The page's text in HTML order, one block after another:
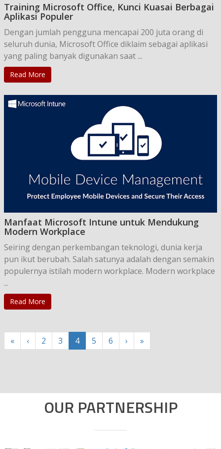
Training Microsoft Office, Kunci Kuasai Berbagai
Aplikasi Populer
Dengan jumlah pengguna mencapai 200 juta orang di
seluruh dunia, Microsoft Office diklaim sebagai aplikasi
yang paling banyak digunakan saat ...
Read More
Manfaat Microsoft Intune untuk Mendukung
Modern Workplace
Seiring dengan perkembangan teknologi, dunia kerja
pun ikut berubah. Salah satunya adalah dengan semakin
populernya istilah modern workplace. Modern workplace
...
Read More
« ‹ 2 3 4 5 6 › »
OUR PARTNERSHIP